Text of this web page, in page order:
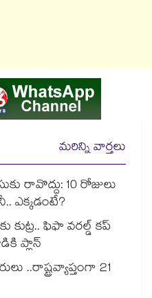
మరిన్ని వార్తలు
రావొద్దు: 10 రోజులు
ఎక్కడంటే?
కుట్ర.. ఫిఫా వరల్డ్ కప్
ప్లాన్
..రాష్ట్రవ్యాప్తంగా 21